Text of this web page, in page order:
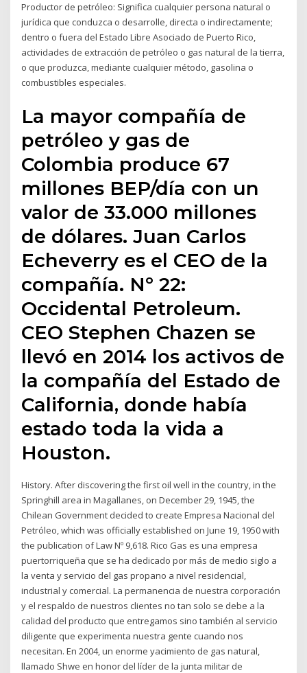
Productor de petróleo: Significa cualquier persona natural o
jurídica que conduzca o desarrolle, directa o indirectamente;
dentro o fuera del Estado Libre Asociado de Puerto Rico,
actividades de extracción de petróleo o gas natural de la tierra,
o que produzca, mediante cualquier método, gasolina o
combustibles especiales.
La mayor compañía de
petróleo y gas de
Colombia produce 67
millones BEP/día con un
valor de 33.000 millones
de dólares. Juan Carlos
Echeverry es el CEO de la
compañía. Nº 22:
Occidental Petroleum.
CEO Stephen Chazen se
llevó en 2014 los activos de
la compañía del Estado de
California, donde había
estado toda la vida a
Houston.
History. After discovering the first oil well in the country, in the
Springhill area in Magallanes, on December 29, 1945, the
Chilean Government decided to create Empresa Nacional del
Petróleo, which was officially established on June 19, 1950 with
the publication of Law Nº 9,618. Rico Gas es una empresa
puertorriqueña que se ha dedicado por más de medio siglo a
la venta y servicio del gas propano a nivel residencial,
industrial y comercial. La permanencia de nuestra corporación
y el respaldo de nuestros clientes no tan solo se debe a la
calidad del producto que entregamos sino también al servicio
diligente que experimenta nuestra gente cuando nos
necesitan. En 2004, un enorme yacimiento de gas natural,
llamado Shwe en honor del líder de la junta militar de